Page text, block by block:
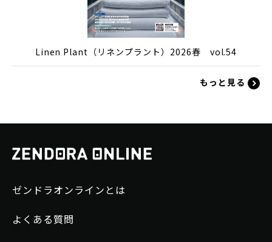
Linen Plant（リネンプラント）2026春 vol.54
もっと見る
ゼンドラオンラインとは
よくある質問